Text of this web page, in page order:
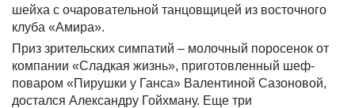
шейха с очаровательной танцовщицей из восточного
клуба «Амира».
Приз зрительских симпатий – молочный поросенок от
компании «Сладкая жизнь», приготовленный шеф-
поваром «Пирушки у Ганса» Валентиной Сазоновой,
достался Александру Гойхману. Еще три